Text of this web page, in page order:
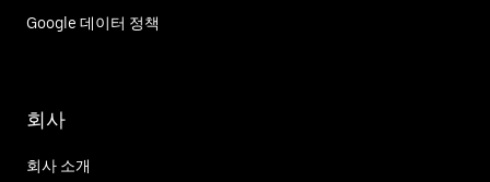
Google 데이터 정책
회사
회사 소개